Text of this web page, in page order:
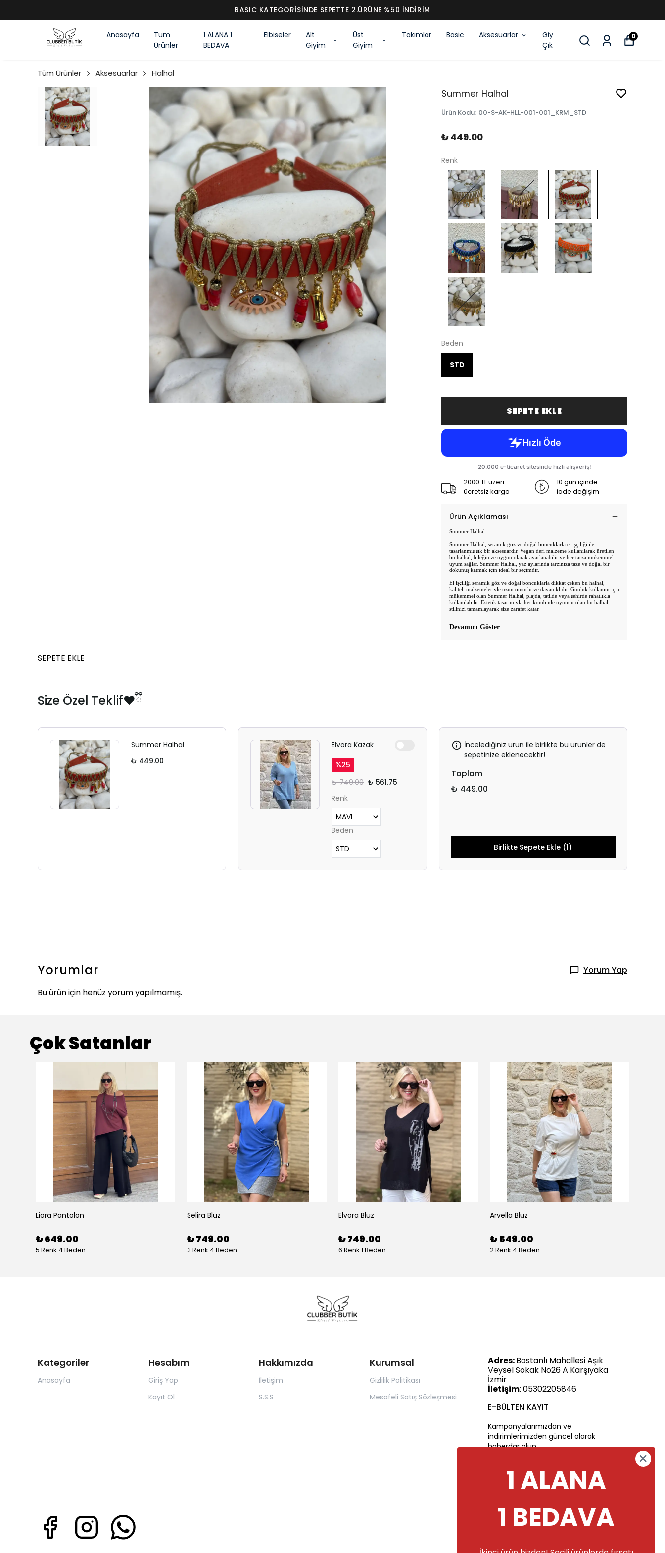
BASIC KATEGORİSİNDE SEPETTE 2.ÜRÜNE %50 İNDİRİM
Anasayfa
Tüm
Ürünler
1 ALANA 1
BEDAVA
Elbiseler
Alt
Giyim
Üst
Giyim
Takımlar Basic Aksesuarlar
Giy
Çık
0
Tüm Ürünler Aksesuarlar Halhal
Summer Halhal
Ürün Kodu: 00-S-AK-HLL-001-001_KRM_STD
₺ 449.00
Renk
Beden
STD
SEPETE EKLE
2000 TL üzeri
ücretsiz kargo
10 gün içinde
iade değişim
Ürün Açıklaması
Summer Halhal
Summer Halhal, seramik göz ve doğal boncuklarla el işçiliği ile
tasarlanmış şık bir aksesuardır. Vegan deri malzeme kullanılarak üretilen
bu halhal, bileğinize uygun olarak ayarlanabilir ve her tarza mükemmel
uyum sağlar. Summer Halhal, yaz aylarında tarzınıza taze ve doğal bir
dokunuş katmak için ideal bir seçimdir.
El işçiliği seramik göz ve doğal boncuklarla dikkat çeken bu halhal,
kaliteli malzemeleriyle uzun ömürlü ve dayanıklıdır. Günlük kullanım için
mükemmel olan Summer Halhal, plajda, tatilde veya şehirde rahatlıkla
kullanılabilir. Estetik tasarımıyla her kombinle uyumlu olan bu halhal,
stilinizi tamamlayarak size zarafet katar.
Devamını Göster
SEPETE EKLE
Size Özel Teklif❤️ྀི
Summer Halhal
₺ 449.00
Elvora Kazak
%25
₺ 749.00 ₺ 561.75
Renk
Beden
İncelediğiniz ürün ile birlikte bu ürünler de
sepetinize eklenecektir!
Toplam
₺ 449.00
Birlikte Sepete Ekle (1)
Yorumlar
Yorum Yap
Bu ürün için henüz yorum yapılmamış.
Çok Satanlar
Liora Pantolon
₺ 649.00
5 Renk 4 Beden
Selira Bluz
₺ 749.00
3 Renk 4 Beden
Elvora Bluz
₺ 749.00
6 Renk 1 Beden
Arvella Bluz
₺ 549.00
2 Renk 4 Beden
Kategoriler
Anasayfa
Hesabım
Giriş Yap
Kayıt Ol
Hakkımızda
İletişim
S.S.S
Kurumsal
Gizlilik Politikası
Mesafeli Satış Sözleşmesi
Adres:Bostanlı Mahallesi Aşık
Veysel Sokak No26 A Karşıyaka
İzmir
İletişim: 05302205846
E-BÜLTEN KAYIT
Kampanyalarımızdan ve
indirimlerimizden güncel olarak
haberdar olun.
1 ALANA
1 BEDAVA